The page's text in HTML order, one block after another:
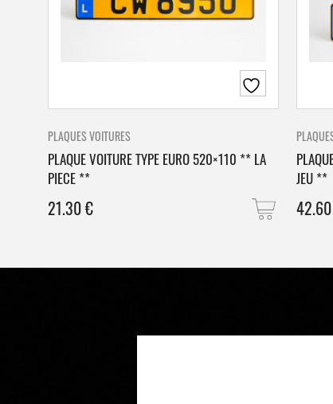
PLAQUES VOITURES
PLAQUE VOITURE TYPE EURO 520×110 ** LA
PIECE **
21.30€
JEU **